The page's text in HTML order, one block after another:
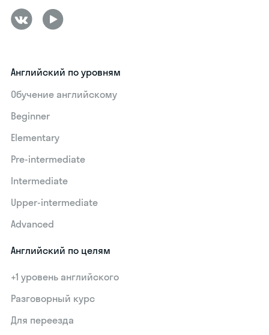
Английский по уровням
Обучение английскому
Beginner
Elementary
Pre-intermediate
Intermediate
Upper-intermediate
Advanced
Английский по целям
+1 уровень английского
Разговорный курс
Для переезда